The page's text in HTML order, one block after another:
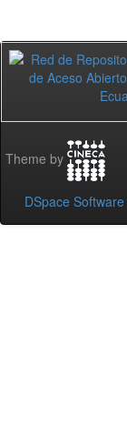
Theme by
DSpace Software